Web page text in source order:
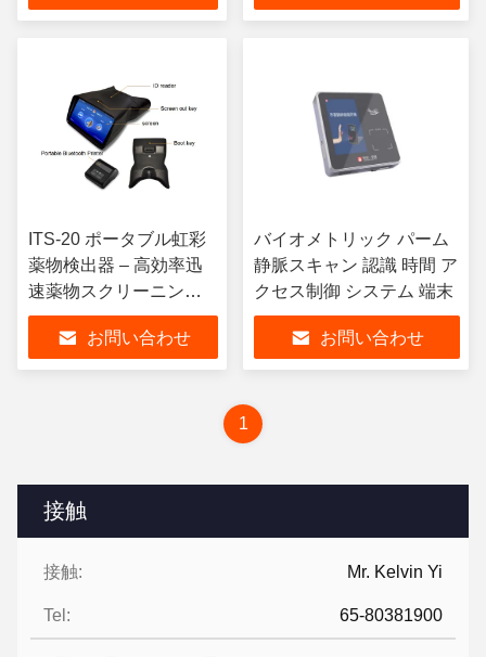
接触
接触: Mr. Kelvin Yi
Tel: 65-80381900
ITS-20 ポータブル虹彩
薬物検出器 – 高効率迅
速薬物スクリーニング
ターミナル
お問い合わせ
バイオメトリック パーム
静脈スキャン 認識 時間 ア
クセス制御 システム 端末
お問い合わせ
1